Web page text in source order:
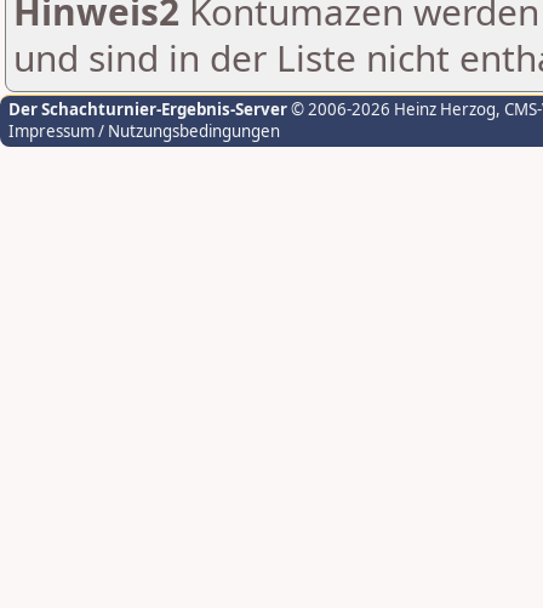
Hinweis2 Kontumazen
und sind in der Liste nicht
Der Schachturnier-Ergebnis-Server© 2006-2026 Heinz Herzog,
Impressum / Nutzungsbedingungen